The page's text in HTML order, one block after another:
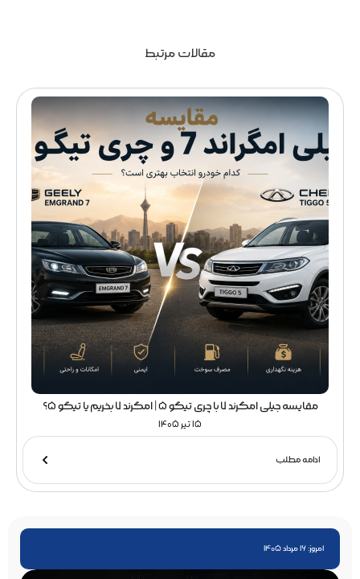
مقالات مرتبط
مقایسه جیلی امگرند 7 با چری تیگو 5 | امگرند 7 بخریم یا تیگو 5؟
15 تیر 1405
ادامه مطلب
امروز: 16 مرداد 1405